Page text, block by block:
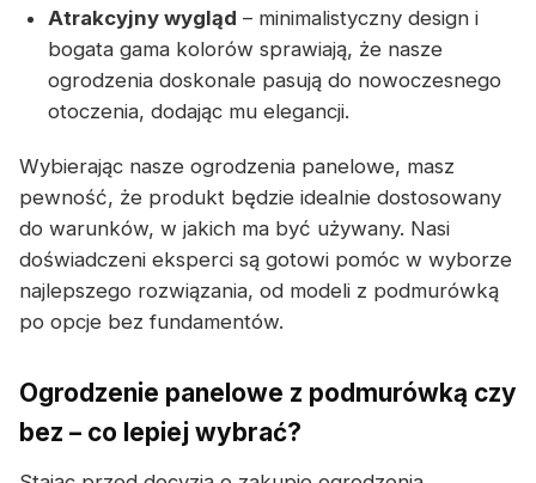
Atrakcyjny wygląd – minimalistyczny design i
bogata gama kolorów sprawiają, że nasze
ogrodzenia doskonale pasują do nowoczesnego
otoczenia, dodając mu elegancji.
Wybierając nasze ogrodzenia panelowe, masz
pewność, że produkt będzie idealnie dostosowany
do warunków, w jakich ma być używany. Nasi
doświadczeni eksperci są gotowi pomóc w wyborze
najlepszego rozwiązania, od modeli z podmurówką
po opcje bez fundamentów.
Ogrodzenie panelowe z podmurówką czy
bez – co lepiej wybrać?